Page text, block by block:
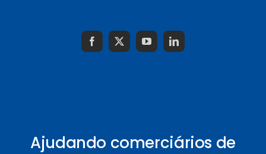
Ajudando comerciários de